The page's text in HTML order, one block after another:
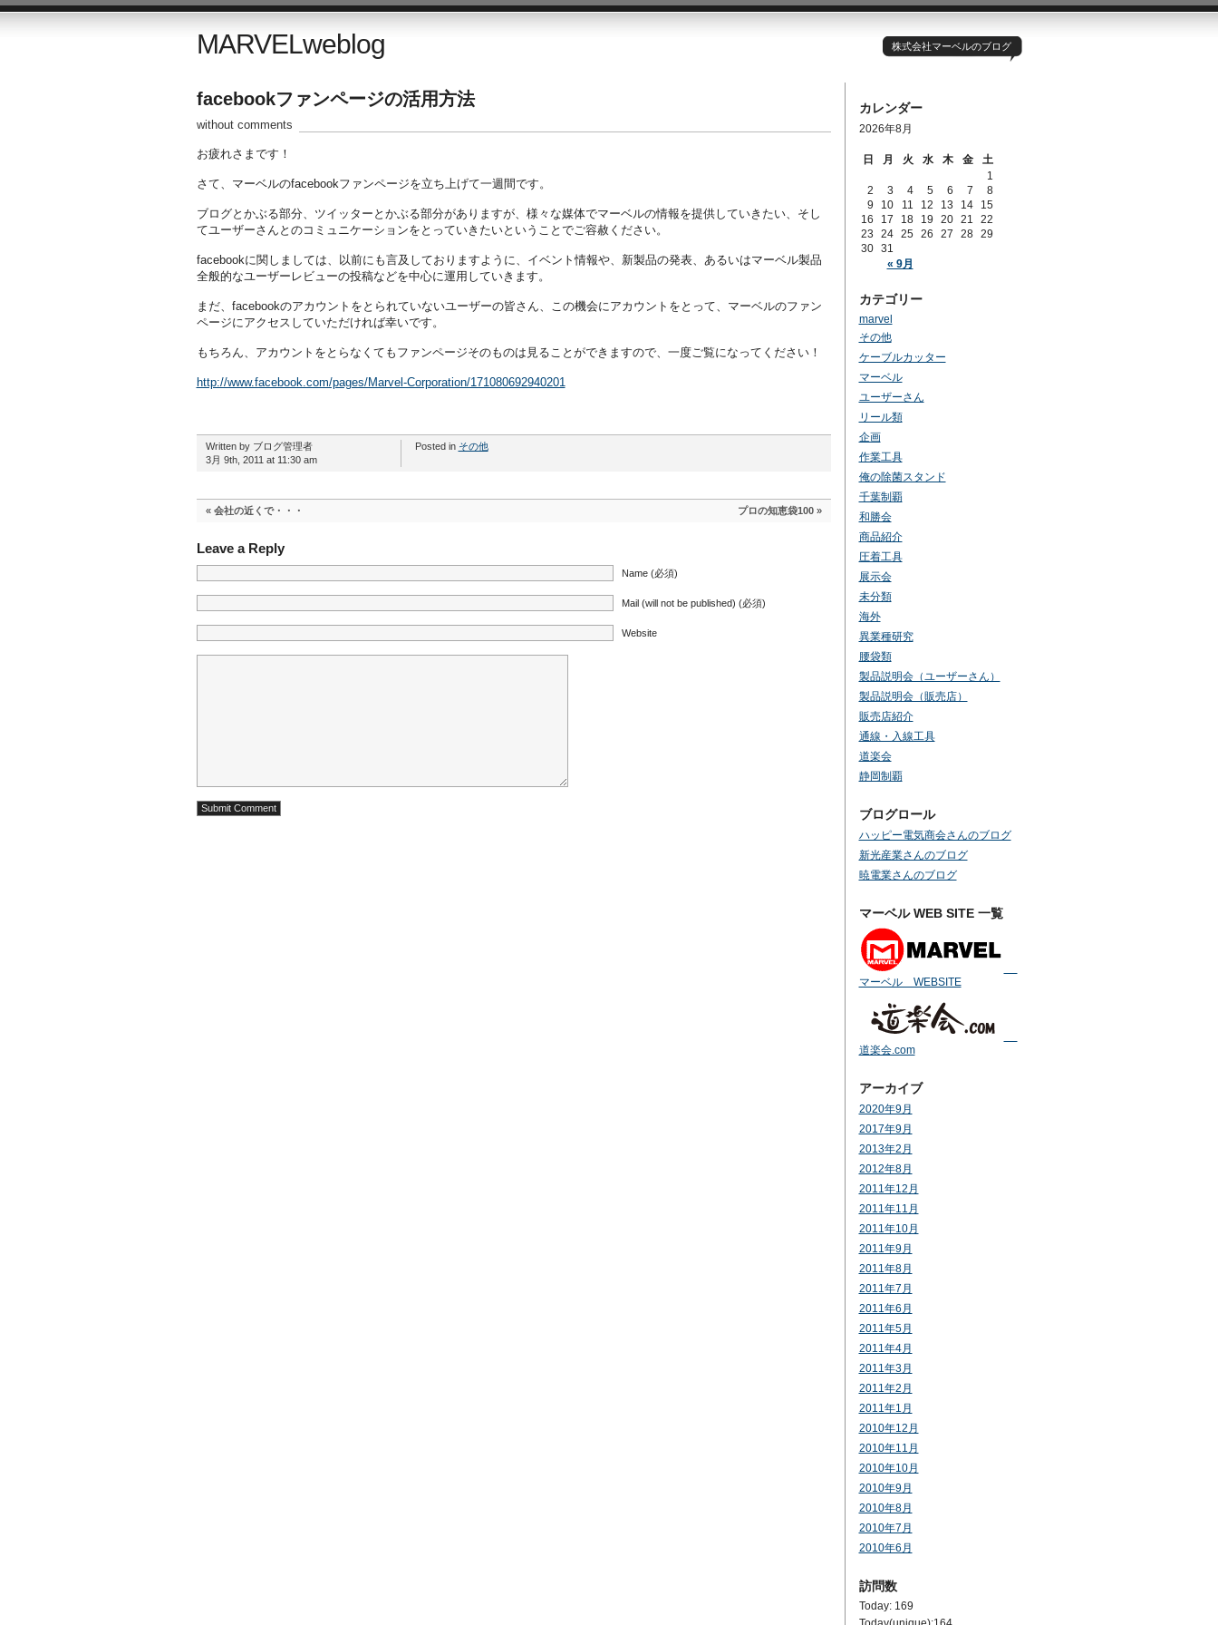
MARVELweblog 株式会社マーベルのブログ
facebookファンページの活用方法
without comments
お疲れさまです！
さて、マーベルのfacebookファンページを立ち上げて一週間です。
ブログとかぶる部分、ツイッターとかぶる部分がありますが、様々な媒体でマーベルの情報を提供していきたい、そし
てユーザーさんとのコミュニケーションをとっていきたいということでご容赦ください。
facebookに関しましては、以前にも言及しておりますように、イベント情報や、新製品の発表、あるいはマーベル製品
全般的なユーザーレビューの投稿などを中心に運用していきます。
まだ、facebookのアカウントをとられていないユーザーの皆さん、この機会にアカウントをとって、マーベルのファン
ページにアクセスしていただければ幸いです。
もちろん、アカウントをとらなくてもファンページそのものは見ることができますので、一度ご覧になってください！
http://www.facebook.com/pages/Marvel-Corporation/171080692940201
Written by ブログ管理者
3月 9th, 2011 at 11:30 am
Posted in その他
« 会社の近くで・・・ プロの知恵袋100»
Leave a Reply
Name (必須)
Mail (will not be published) (必須)
Website
カレンダー
2026年8月
日 月 火 水 木 金 土
« 9月
1
2
3 4 5 6 7
8
9
10 11 12 13 14
15
16
17 18 19 20 21
22
23
24 25 26 27 28
29
30
31
カテゴリー
marvel
その他
ケーブルカッター
マーベル
ユーザーさん
リール類
企画
作業工具
俺の除菌スタンド
千葉制覇
和勝会
商品紹介
圧着工具
展示会
未分類
海外
異業種研究
腰袋類
製品説明会（ユーザーさん）
製品説明会（販売店）
販売店紹介
通線・入線工具
道楽会
静岡制覇
ブログロール
ハッピー電気商会さんのブログ
新光産業さんのブログ
暁電業さんのブログ
マーベル WEB SITE 一覧
マーベル WEBSITE
道楽会.com
アーカイブ
2020年9月
2017年9月
2013年2月
2012年8月
2011年12月
2011年11月
2011年10月
2011年9月
2011年8月
2011年7月
2011年6月
2011年5月
2011年4月
2011年3月
2011年2月
2011年1月
2010年12月
2010年11月
2010年10月
2010年9月
2010年8月
2010年7月
2010年6月
訪問数
Today: 169